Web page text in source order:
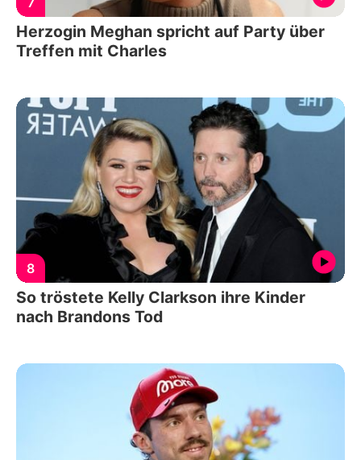
Herzogin Meghan spricht auf Party über
Treffen mit Charles
8
So tröstete Kelly Clarkson ihre Kinder
nach Brandons Tod